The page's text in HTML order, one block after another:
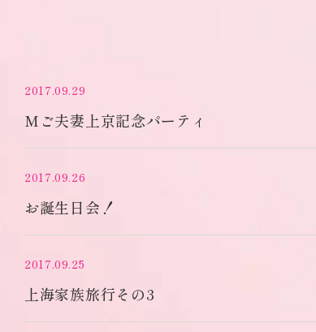
2017.09.29
Mご夫妻上京記念パーティ
2017.09.26
お誕生日会！
2017.09.25
上海家族旅行その3